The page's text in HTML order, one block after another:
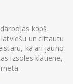
kopš
latviešu un cittautu
kā arī jauno
izsoles klātienē,